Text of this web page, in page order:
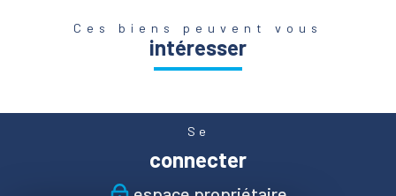
Ces biens peuvent vous
intéresser
Se
connecter